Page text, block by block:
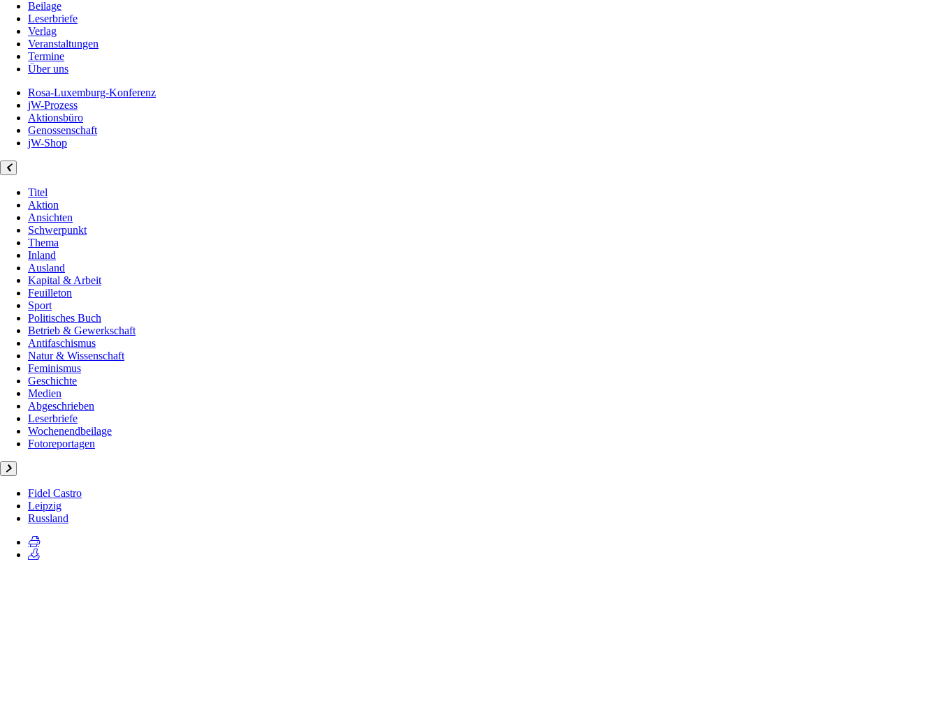
Beilage
Leserbriefe
Verlag
Veranstaltungen
Termine
Über uns
Rosa-Luxemburg-Konferenz
jW-Prozess
Aktionsbüro
Genossenschaft
jW-Shop
Titel
Aktion
Ansichten
Schwerpunkt
Thema
Inland
Ausland
Kapital & Arbeit
Feuilleton
Sport
Politisches Buch
Betrieb & Gewerkschaft
Antifaschismus
Natur & Wissenschaft
Feminismus
Geschichte
Medien
Abgeschrieben
Leserbriefe
Wochenendbeilage
Fotoreportagen
Fidel Castro
Leipzig
Russland